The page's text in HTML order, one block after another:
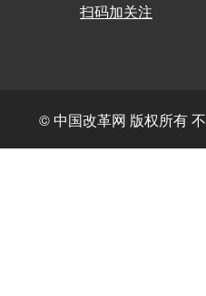
扫码加关注
© 中国改革网 版权所有